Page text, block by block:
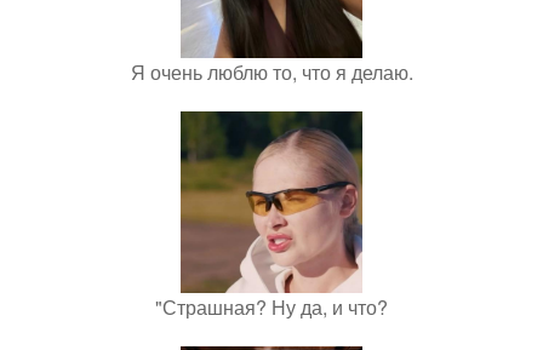
Я очень люблю то, что я делаю.
"Страшная? Ну да, и что?